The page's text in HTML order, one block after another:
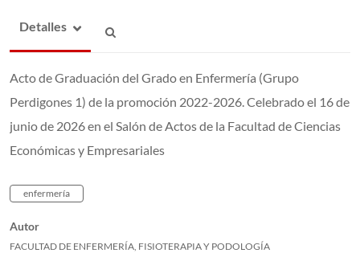
Detalles
Acto de Graduación del Grado en Enfermería (Grupo
Perdigones 1) de la promoción 2022-2026. Celebrado el 16 de
junio de 2026 en el Salón de Actos de la Facultad de Ciencias
Económicas y Empresariales
enfermería
Autor
FACULTAD DE ENFERMERÍA, FISIOTERAPIA Y PODOLOGÍA